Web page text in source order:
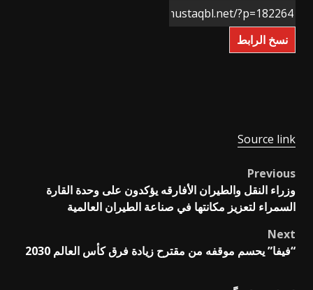
نسخ الرابط
Source link
Post
navigation
Previous
وزراء النقل والطيران الأفارقه يؤكدون على وحدة القارة
السمراء لتعزيز مكانتها في صناعة الطيران العالمية
Next
“فيفا” يحسم موقفه من مقترح زيادة فرق كأس العالم 2030